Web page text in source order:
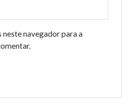
neste navegador para a